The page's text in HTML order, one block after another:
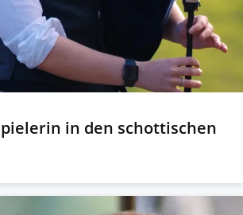
in den schottischen